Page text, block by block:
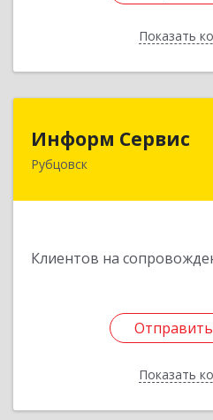
Показать
Информ Сервис
Рубцовск
Клиентов на
Отправить
Показать
658204, Алтайский край,
Отправить